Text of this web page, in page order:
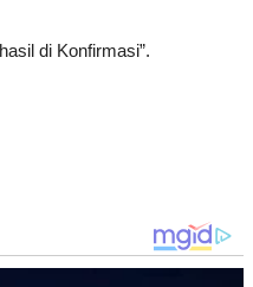
di Konfirmasi”.